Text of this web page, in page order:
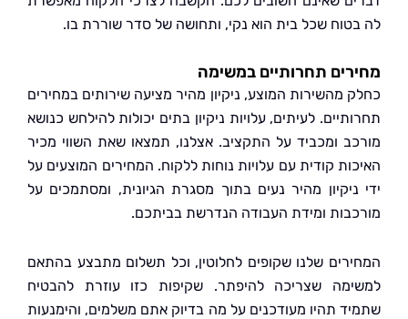
שכל בית הוא נקי, ותחושה של סדר שוררת בו.
תחרותיים במשימה
מהשירות המוצע, ניקיון מהיר מציעה שירותים במחירים
לעיתים, עלויות ניקיון בתים יכולות להילחש כנושא
ומכביד על התקציב. אצלנו, תמצאו שאת השווי מכיר
קודית עם עלויות נוחות ללקוח. המחירים המוצעים על
מהיר נעים בתוך מסגרת הגיונית, ומסתמכים על
ומידת העבודה הנדרשת בביתכם.
שלנו שקופים לחלוטין, וכל תשלום מתבצע בהתאם
שצריכה להיפתר. שקיפות כזו עוזרת להבטיח
תהיו מעודכנים על מה בדיוק אתם משלמים, והימנעות